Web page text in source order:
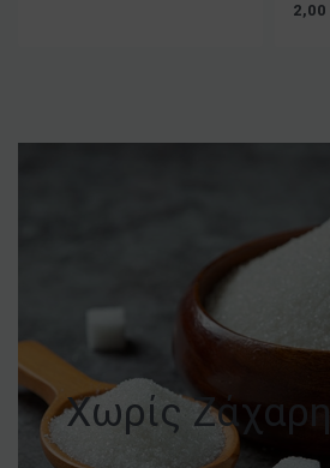
2,00
Χωρίς Ζάχαρη